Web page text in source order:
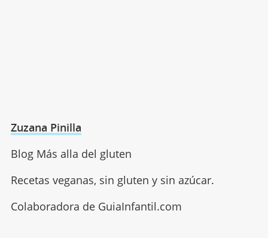
Zuzana Pinilla
Blog Más alla del gluten
Recetas veganas, sin gluten y sin azúcar.
Colaboradora de GuiaInfantil.com